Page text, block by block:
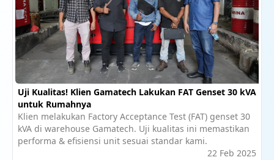
Uji Kualitas! Klien Gamatech Lakukan FAT Genset 30 kVA
untuk Rumahnya
Klien melakukan Factory Acceptance Test (FAT) genset 30
kVA di warehouse Gamatech. Uji kualitas ini memastikan
performa & efisiensi unit sesuai standar kami.
22 Feb 2025